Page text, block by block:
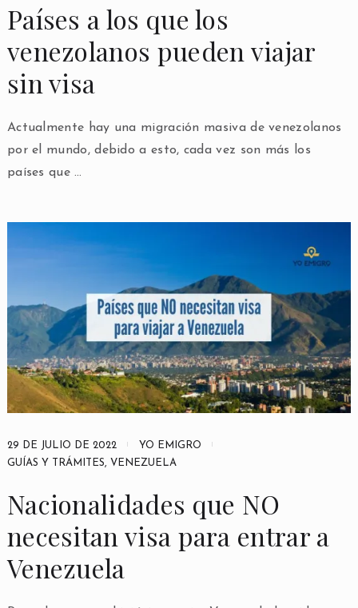
Países a los que los
venezolanos pueden viajar
sin visa
Actualmente hay una migración masiva de venezolanos
por el mundo, debido a esto, cada vez son más los
países que …
29 DE JULIO DE 2022
YO EMIGRO
GUÍAS Y TRÁMITES, VENEZUELA
Nacionalidades que NO
necesitan visa para entrar a
Venezuela